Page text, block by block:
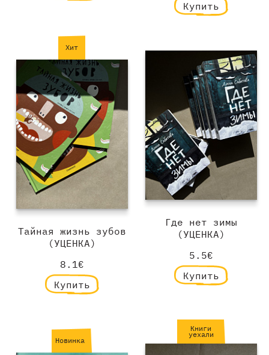
Купить
Хит
Тайная жизнь зубов
(УЦЕНКА)
8.1€
Купить
Где нет зимы
(УЦЕНКА)
5.5€
Купить
Книги
уехали
Новинка